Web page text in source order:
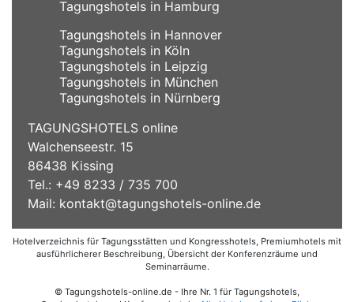
Tagungshotels in Hamburg
Tagungshotels in Hannover
Tagungshotels in Köln
Tagungshotels in Leipzig
Tagungshotels in München
Tagungshotels in Nürnberg
TAGUNGSHOTELS online
Walchenseestr. 15
86438 Kissing
Tel.: +49 8233 / 735 700
Mail: kontakt@tagungshotels-online.de
Hotelverzeichnis für Tagungsstätten und Kongresshotels, Premiumhotels mit
ausführlicherer Beschreibung, Übersicht der Konferenzräume und
Seminarräume.
© Tagungshotels-online.de - Ihre Nr. 1 für Tagungshotels,